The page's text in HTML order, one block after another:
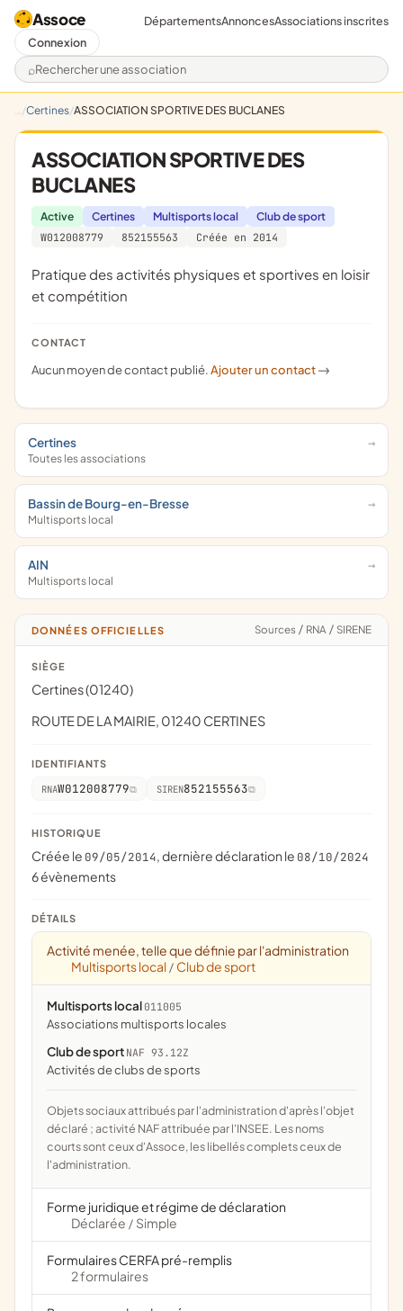
Assoce
Rechercher une association
DépartementsAnnoncesAssociations inscrites
Connexion
Certines ASSOCIATION SPORTIVE DES BUCLANES
ASSOCIATION SPORTIVE DES
BUCLANES
Active Certines Multisports local
Club de sport
W012008779
852155563 Créée en 2014
pratique des activités physiques et sportives en loisir
et compétition
CONTACT
Aucun moyen de contact publié.Ajouter un contact ->
Certines
Toutes les associations
Bassin de Bourg-en-Bresse
Multisports local
AIN
Multisports local
DONNÉES OFFICIELLES Sources / RNA / SIRENE
SIÈGE
Certines (01240)
ROUTE DE LA MAIRIE, 01240 CERTINES
IDENTIFIANTS
RNAW012008779 SIREN852155563
HISTORIQUE
Créée le 09/05/2014, dernière déclaration le 08/10/2024
6 évènements
DÉTAILS
Activité menée, telle que définie par l'administration
Multisports local / Club de sport
Multisports local 011005
associations multisports locales
Club de sport NAF 93.12Z
Activités de clubs de sports
Objets sociaux attribués par l'administration d'après l'objet
déclaré ; activité NAF attribuée par l'INSEE. Les noms
courts sont ceux d'Assoce, les libellés complets ceux de
l'administration.
Forme juridique et régime de déclaration
Déclarée / Simple
Formulaires CERFA pré-remplis
2 formulaires